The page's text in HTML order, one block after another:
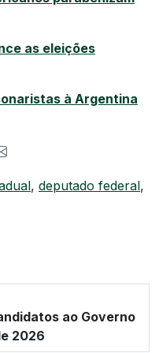
as eleições
à Argentina
, deputado federal,
ao Governo
2026